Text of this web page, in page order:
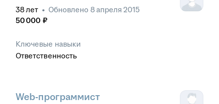
38лет • Обновлено 8 апреля 2015
50 000 ₽
Ключевые навыки
Ответственность
Web-программист